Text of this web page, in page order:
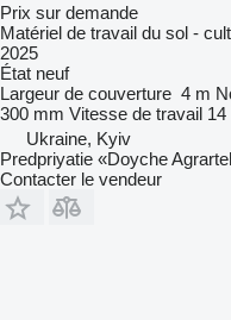
Prix sur demande
Matériel de travail du sol -
2025
État neuf
Largeur de couverture 4 m
300 mm Vitesse de travail
Ukraine, Kyiv
Predpriyatie «Doyche
Contacter le vendeur